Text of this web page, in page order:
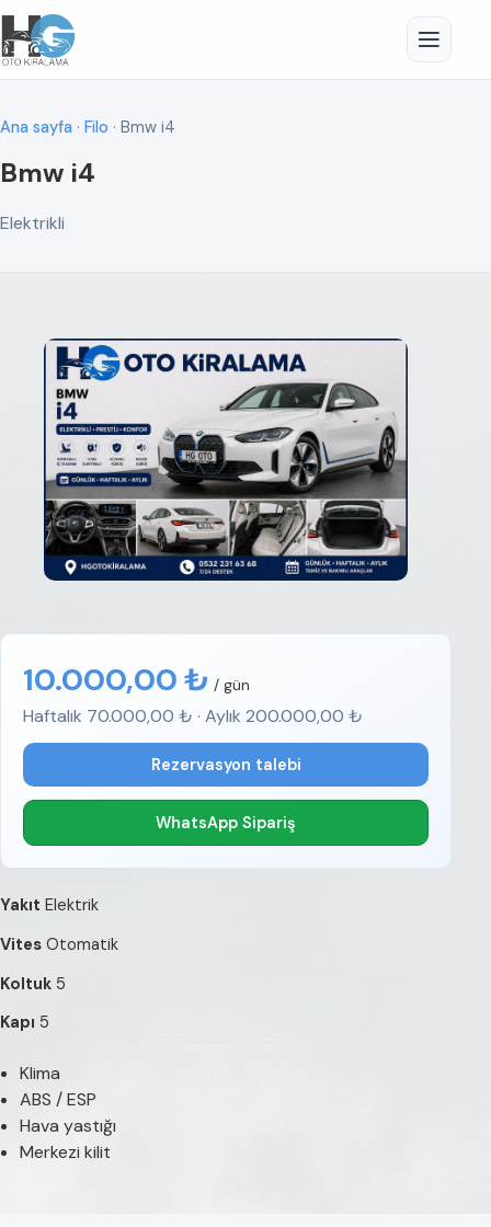
Ana sayfa · Filo · Bmw i4
Bmw i4
Elektrikli
10.000,00 ₺ / gün
Haftalık 70.000,00 ₺ · Aylık 200.000,00 ₺
Rezervasyon talebi
WhatsApp Sipariş
Yakıt Elektrik
Vites Otomatik
Koltuk 5
Kapı 5
Klima
ABS / ESP
Hava yastığı
Merkezi kilit